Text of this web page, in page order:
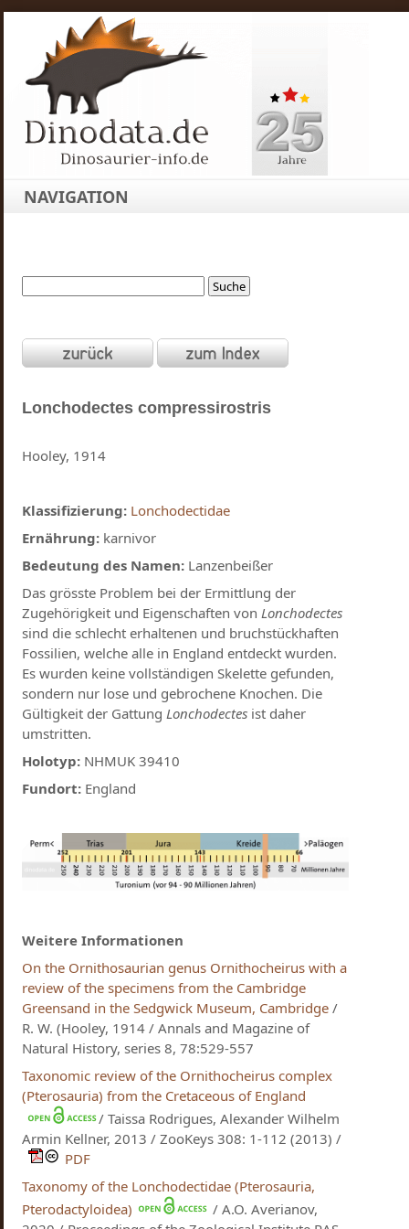
NAVIGATION
Lonchodectes compressirostris
Hooley, 1914
Klassifizierung: Lonchodectidae
Ernährung: karnivor
Bedeutung des Namen: Lanzenbeißer
Das grösste Problem bei der Ermittlung der
Zugehörigkeit und Eigenschaften vonLonchodectes
sind die schlecht erhaltenen und bruchstückhaften
Fossilien, welche alle in England entdeckt wurden.
Es wurden keine vollständigen Skelette gefunden,
sondern nur lose und gebrochene Knochen. Die
Gültigkeit der GattungLonchodectes ist daher
umstritten.
Holotyp: NHMUK 39410
Fundort: England
Weitere Informationen
On the Ornithosaurian genus Ornithocheirus with a
review of the specimens from the Cambridge
Greensand in the Sedgwick Museum, Cambridge /
R. W. (Hooley, 1914 / Annals and Magazine of
Natural History, series 8, 78:529-557
Taxonomic review of the Ornithocheirus complex
(Pterosauria) from the Cretaceous of England
/ Taissa Rodrigues, Alexander Wilhelm
Armin Kellner, 2013 / ZooKeys 308: 1-112 (2013) /
PDF
Taxonomy of the Lonchodectidae (Pterosauria,
Pterodactyloidea)
/ A.O. Averianov,